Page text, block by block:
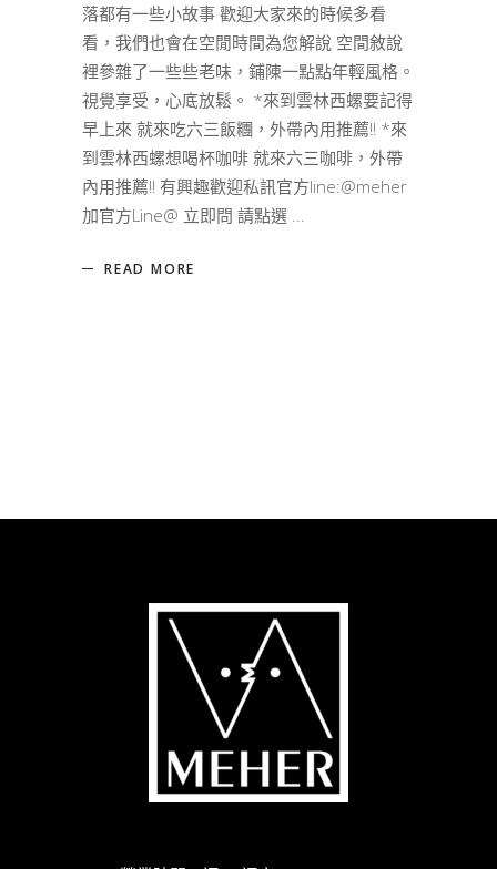
落都有一些小故事 歡迎大家來的時候多看
看，我們也會在空閒時間為您解說 空間敘說
裡參雜了一些些老味，鋪陳一點點年輕風格。
視覺享受，心底放鬆。 *來到雲林西螺要記得
早上來 就來吃六三飯糰，外帶內用推薦!! *來
到雲林西螺想喝杯咖啡 就來六三咖啡，外帶
內用推薦!! 有興趣歡迎私訊官方line:@meher
加官方Line@ 立即問 請點選
READ MORE